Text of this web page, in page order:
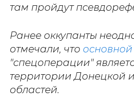
там пройдут
Ранее оккупанты
отмечали, что
"спецоперации"
территории Донецкой
областей.